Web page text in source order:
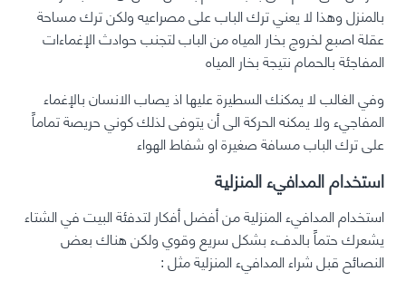
بالمنزل وهذا لا يعني ترك الباب على مصراعيه ولكن ترك مساحة
عقلة اصبع لخروج بخار المياه من الباب لتجنب حوادث الإغماءات
المفاجئة بالحمام نتيجة بخار المياه
وفي الغالب لا يمكنك السطيرة عليها اذ يصاب الانسان بالإغماء
المفاجيء ولا يمكنه الحركة الى أن يتوفى لذلك كوني حريصة تماماً
على ترك الباب مسافة صغيرة او شفاط الهواء
استخدام المدافيء المنزلية
استخدام المدافيء المنزلية من أفضل أفكار لتدفئة البيت في الشتاء
يشعرك حتماً بالدفء بشكل سريع وقوي ولكن هناك بعض
النصائح قبل شراء المدافيء المنزلية مثل :